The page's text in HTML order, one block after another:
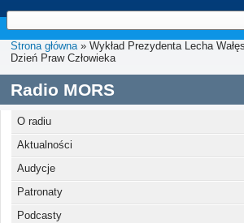
Strona główna» Wykład Prezydenta Lecha
Dzień Praw Człowieka
Radio MORS
O radiu
Aktualności
Audycje
Patronaty
Podcasty